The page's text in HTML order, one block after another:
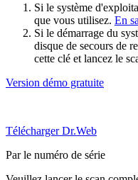
Si le système
que vous utilisez. En
Si le démarrage du
disque de secours de
cette clé et lancez le
Version démo gratuite
Télécharger Dr.Web
Par le numéro de série